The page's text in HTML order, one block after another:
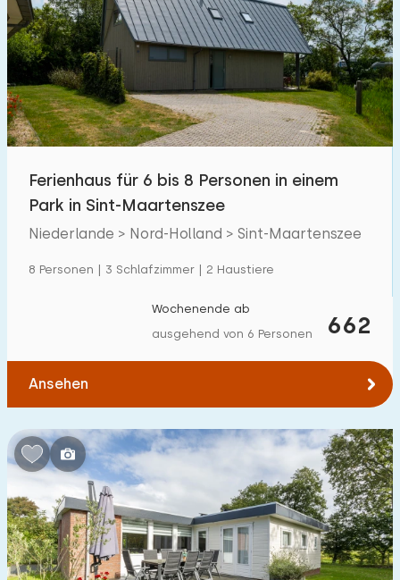
Zu öffentlichen Verkehrsmitteln(max. km):
0,2 0,5 1 2 5
Unterkunft
Im Ferienpark
Einfamilienhaus
Ferienbauernhof
Tiny house
Kinderfreundlich
Kindermöbel 31
Eingezäunter Garten 24
Ferienhaus für 6 bis 8 Personen in einem
Park in Sint-Maartenszee
Niederlande > Nord-Holland > Sint-Maartenszee
8 Personen | 3 Schlafzimmer | 2 Haustiere
662
Wochenende ab
ausgehend von 6 Personen
Ansehen